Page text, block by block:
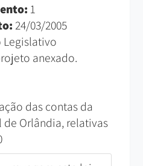
1
24/03/2005
Legislativo
anexado.
das contas da
Orlândia, relativas